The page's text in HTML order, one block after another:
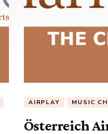
AIRPLAY MUSIC
Österreich